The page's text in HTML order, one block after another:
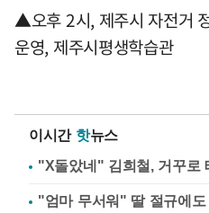
▲오후 2시, 제주시 자전거
운영, 제주시평생학습관
이시간 핫뉴스
"X돌았네" 김희철, 거꾸로
"엄마 무서워" 딸 절규에